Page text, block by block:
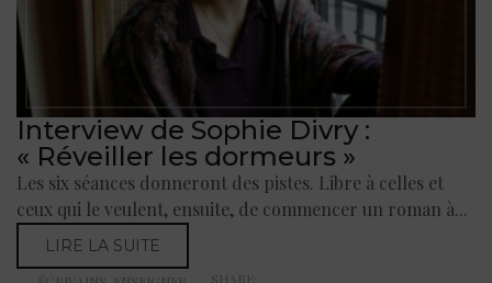
Interview de Sophie Divry :
« Réveiller les dormeurs »
Les six séances donneront des pistes. Libre à celles et
ceux qui le veulent, ensuite, de commencer un roman à...
LIRE LA SUITE
SHARE: